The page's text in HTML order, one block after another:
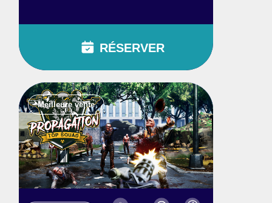
RÉSERVER
Meilleure vente